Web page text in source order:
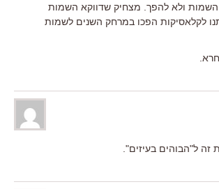
ולא להפך. מצחיק שדווקא השמות
לקלאסיקות הפכו במרחק השנים לשמות
זה ל"הבוהים בעיזים".